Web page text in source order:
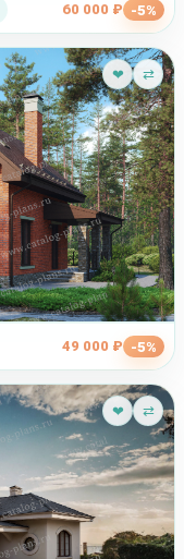
60 000 ₽ -5%
❤ ⇄
49 000 ₽ -5%
❤ ⇄